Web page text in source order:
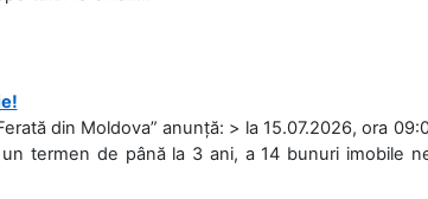
din Moldova” anunță: > la 15.07.2026, ora
termen de până la 3 ani, a 14 bunuri imobile